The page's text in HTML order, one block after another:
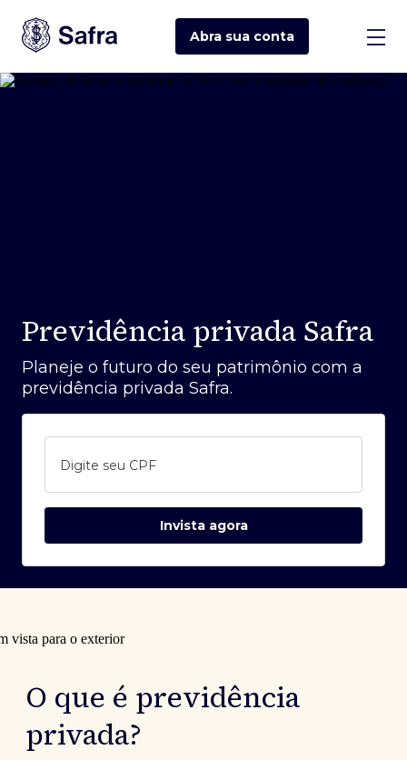
Abra sua conta
Previdência privada Safra
Planeje o futuro do seu patrimônio com a
previdência privada Safra.
Digite seu CPF
Invista agora
O que é previdência
privada?